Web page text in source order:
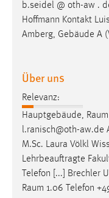
b.seidel @ oth-aw .
Hoffmann Kontakt
Amberg, Gebäude A
Über uns
Relevanz:
Hauptgebäude, Raum
l.ranisch@oth-aw.de
M.Sc. Laura Völkl
Lehrbeauftragte
Telefon [...] Brechler
Raum 1.06 Telefon
Facebook Pixel
Name:
Facebook
Conversion-
Cookie Laufzeit:
3 Monate